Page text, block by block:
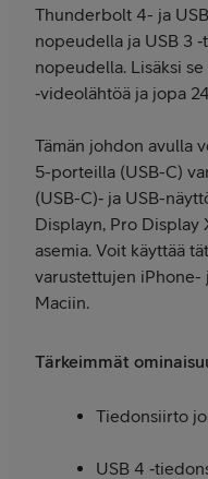
Thunderbolt 4- ja
nopeudella ja USB 3
nopeudella. Lisäksi
‑video­­lähtöä ja jopa
Tämän johdon avulla
5-porteilla (USB-C)
(USB-C)‑ ja USB-
Displayn, Pro Display
asemia. Voit käyttää
varustettujen iPhone-
Maciin.
Tärkeimmät
Tiedonsiirto
USB 4